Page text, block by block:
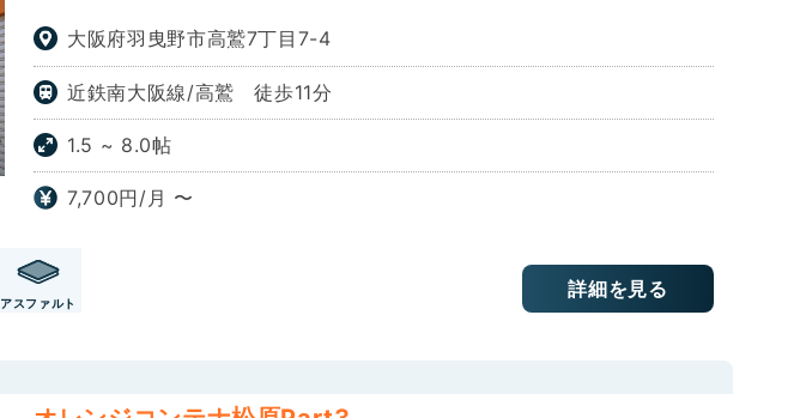
大阪府羽曳野市高鷲7丁目7-4
近鉄南大阪線/高鷲 徒歩11分
1.5 ~ 8.0帖
7,700円/月 〜
アスファルト
詳細を見る